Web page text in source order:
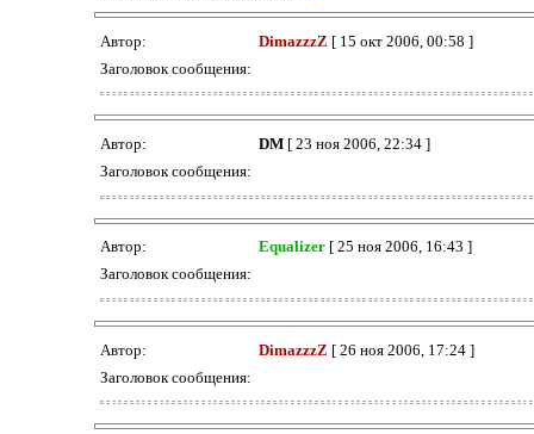
Автор: DimazzzZ [ 15 окт 2006, 00:58 ]
Заголовок сообщения:
Автор: DM[ 23 ноя 2006, 22:34 ]
Заголовок сообщения:
Автор: Equalizer[ 25 ноя 2006, 16:43 ]
Заголовок сообщения:
Автор: DimazzzZ [ 26 ноя 2006, 17:24 ]
Заголовок сообщения: